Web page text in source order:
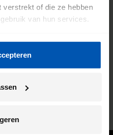
verstrekt of die ze hebben
van hun services.
met onze fietsenwinkels.
Ook dan kun je weer bij